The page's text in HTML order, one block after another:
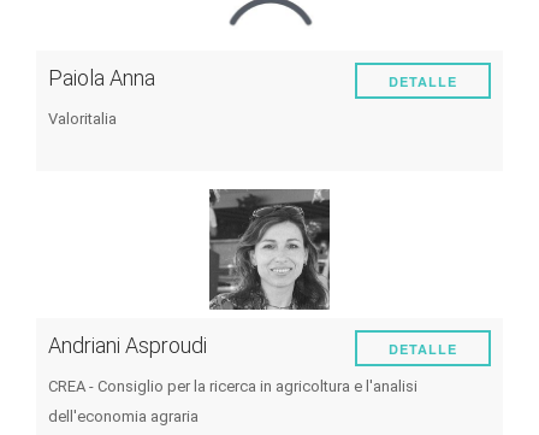
Paiola Anna
Valoritalia
DETALLE
Andriani Asproudi
CREA - Consiglio per la ricerca in agricoltura e l'analisi
dell'economia agraria
DETALLE